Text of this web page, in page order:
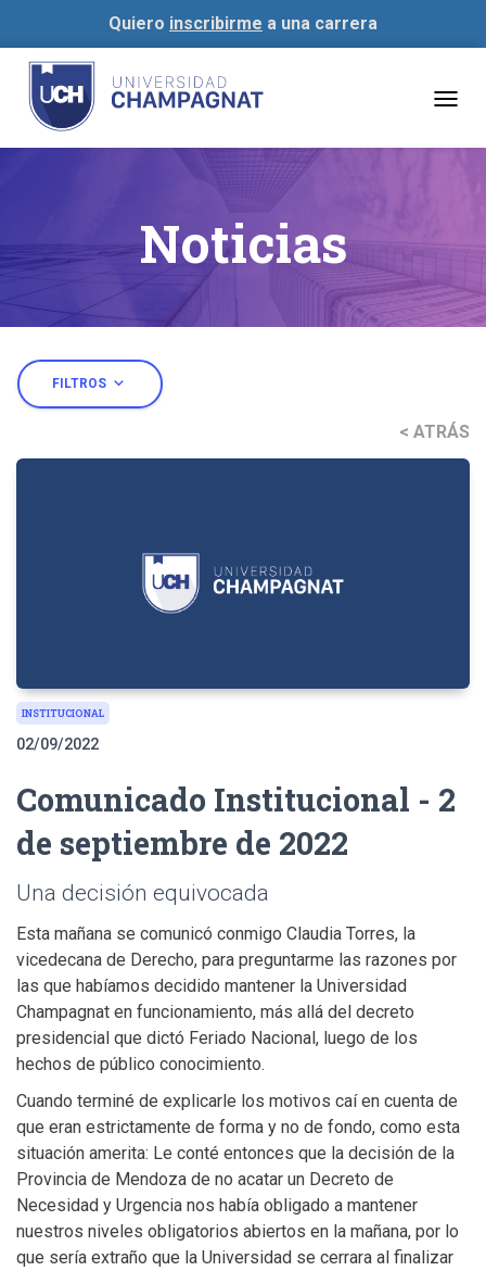
Quiero inscribirme a una carrera
Noticias
FILTROS expand_more
< ATRÁS
INSTITUCIONAL
02/09/2022
Comunicado Institucional - 2
de septiembre de 2022
Una decisión equivocada
Esta mañana se comunicó conmigo Claudia Torres, la
vicedecana de Derecho, para preguntarme las razones por
las que habíamos decidido mantener la Universidad
Champagnat en funcionamiento, más allá del decreto
presidencial que dictó Feriado Nacional, luego de los
hechos de público conocimiento.
Cuando terminé de explicarle los motivos caí en cuenta de
que eran estrictamente de forma y no de fondo, como esta
situación amerita: Le conté entonces que la decisión de la
Provincia de Mendoza de no acatar un Decreto de
Necesidad y Urgencia nos había obligado a mantener
nuestros niveles obligatorios abiertos en la mañana, por lo
que sería extraño que la Universidad se cerrara al finalizar